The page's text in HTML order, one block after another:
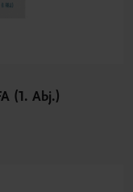
(1. Abj.)